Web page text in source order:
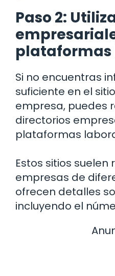
Paso 2:
plataformas
Si no encuentras
suficiente en el
empresa, puedes
directorios
plataformas
Estos sitios
empresas de
ofrecen detalles
incluyendo el